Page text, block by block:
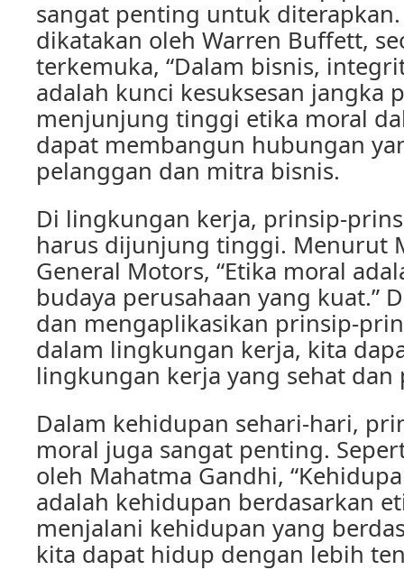
sangat penting untuk
dikatakan oleh Warren Buffett,
terkemuka, “Dalam bisnis,
adalah kunci kesuksesan jangka
menjunjung tinggi etika moral
dapat membangun hubungan
pelanggan dan mitra bisnis.
Di lingkungan kerja, prinsip-
harus dijunjung tinggi. Menurut
General Motors, “Etika moral
budaya perusahaan yang kuat.”
dan mengaplikasikan prinsip-
dalam lingkungan kerja, kita
lingkungan kerja yang sehat
Dalam kehidupan sehari-hari,
moral juga sangat penting.
oleh Mahatma Gandhi,
adalah kehidupan berdasarkan
menjalani kehidupan yang
kita dapat hidup dengan lebih